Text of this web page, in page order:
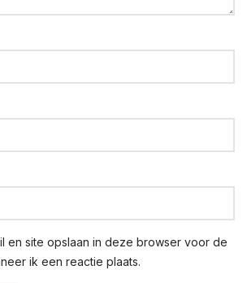
en site opslaan in deze browser voor de
ik een reactie plaats.